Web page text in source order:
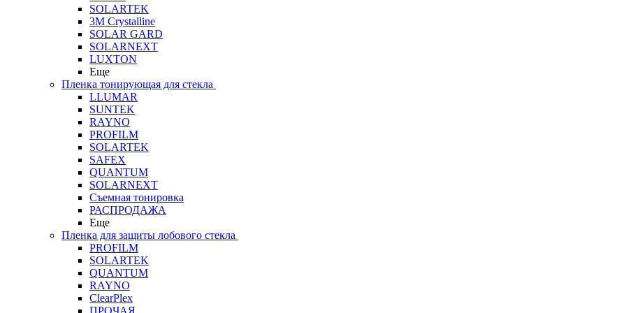
SOLARTEK
3M Crystalline
SOLAR GARD
SOLARNEXT
LUXTON
Еще
Пленка тонирующая для стекла
LLUMAR
SUNTEK
RAYNO
PROFILM
SOLARTEK
SAFEX
QUANTUM
SOLARNEXT
Съемная тонировка
РАСПРОДАЖА
Еще
Пленка для защиты лобового стекла
PROFILM
SOLARTEK
QUANTUM
RAYNO
ClearPlex
ПРОЧАЯ